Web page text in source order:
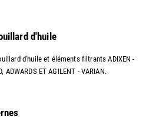
d'huile
d'huile et éléments filtrants ADIXEN -
ADWARDS ET AGILENT - VARIAN.